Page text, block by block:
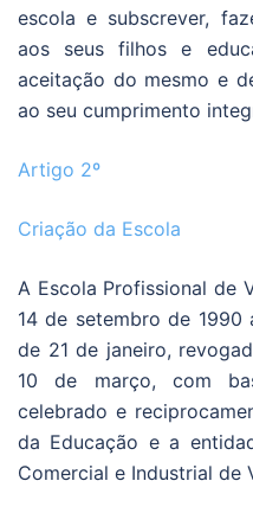
escola e subscrever,
aos seus filhos e
aceitação do mesmo e
ao seu cumprimento
Artigo 2º
Criação da Escola
A Escola Profissional
14 de setembro de
de 21 de janeiro,
10 de março, com
celebrado e
da Educação e a
Comercial e Industrial de